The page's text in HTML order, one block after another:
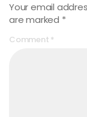
Your email
are marked *
Comment *